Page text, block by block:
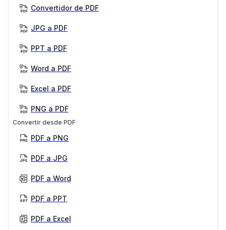
Convertidor de PDF
JPG a PDF
PPT a PDF
Word a PDF
Excel a PDF
PNG a PDF
Convertir desde PDF
PDF a PNG
PDF a JPG
PDF a Word
PDF a PPT
PDF a Excel